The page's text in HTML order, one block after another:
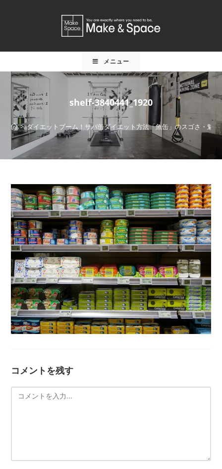
メニュー
shelf-3840441_1920
> ダイエットブーム！サバ缶ダイエット方法「魚缶」のスゴさ・魅力
コメントを残す